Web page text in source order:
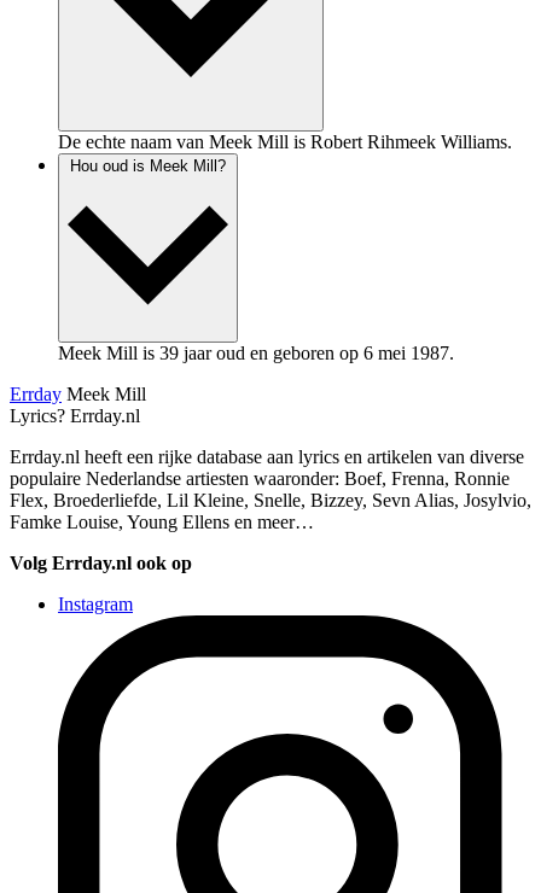
De echte naam van Meek Mill is Robert Rihmeek Williams.
Hou oud is Meek Mill?
Meek Mill is 39 jaar oud en geboren op 6 mei 1987.
Errday Meek Mill
Lyrics? Errday.nl
Errday.nl heeft een rijke database aan lyrics en artikelen van diverse
populaire Nederlandse artiesten waaronder: Boef, Frenna, Ronnie
Flex, Broederliefde, Lil Kleine, Snelle, Bizzey, Sevn Alias, Josylvio,
Famke Louise, Young Ellens en meer…
Volg Errday.nl ook op
Instagram